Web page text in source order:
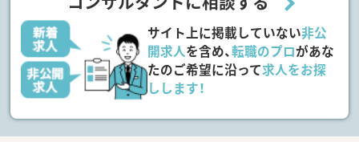
ています。
■地域の皆様の「身体のプロ」さらには「心のプロ」を目指し、患
者様の喜びを自分の喜びとして研鑽を惜しまない方を歓迎しま
す。
■現場での具体的なビジョンを持ち、ホスピタリティ精神を持っ
て自律的に行動できる薬剤師の方からのご応募をお待ちしてお
ります。
【法人特徴について】
■北九州市を中心にドミナント展開を行っており、半径400mの
サイト上に掲載していない非公
開求人を含め、転職のプロがあな
たのご希望に沿って求人をお探
しします！